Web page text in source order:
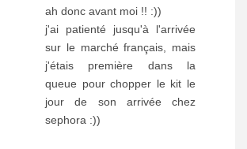
ah donc avant moi !! :))
j'ai patienté jusqu'à l'arrivée
sur le marché français, mais
j'étais première dans la
queue pour chopper le kit le
jour de son arrivée chez
sephora :))